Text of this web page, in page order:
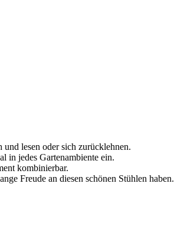
und lesen oder sich zurücklehnen.
in jedes Gartenambiente ein.
kombinierbar.
Freude an diesen schönen Stühlen haben.